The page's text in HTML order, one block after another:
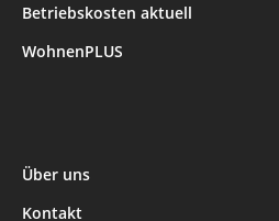
Betriebskosten aktuell
WohnenPLUS
Über uns
Kontakt